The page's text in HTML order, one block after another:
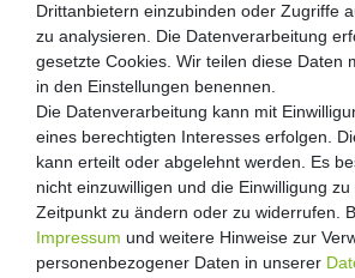
Über uns
Zahlung und Versand
Retouren
Zooheld Blog
Widerrufsrecht
Vertrag widerrufen
Geschäftsbedingungen
Drittanbietern einzubinden oder Zugriffe
zu analysieren. Die Datenverarbeitung
gesetzte Cookies. Wir teilen diese Daten
in den Einstellungen benennen.
Die Datenverarbeitung kann mit
eines berechtigten Interesses erfolgen.
kann erteilt oder abgelehnt werden. Es
nicht einzuwilligen und die Einwilligung
Zeitpunkt zu ändern oder zu widerrufen.
Impressum und weitere Hinweise zur
personenbezogener Daten in unserer
Drittanbietern einzubinden oder Zugriffe
zu analysieren. Die Datenverarbeitung
gesetzte Cookies. Wir teilen diese Daten
in den Einstellungen benennen.
Die Datenverarbeitung kann mit
eines berechtigten Interesses erfolgen.
kann erteilt oder abgelehnt werden. Es
nicht einzuwilligen und die Einwilligung
Zeitpunkt zu ändern oder zu widerrufen.
Impressum und weitere Hinweise zur
personenbezogener Daten in unserer